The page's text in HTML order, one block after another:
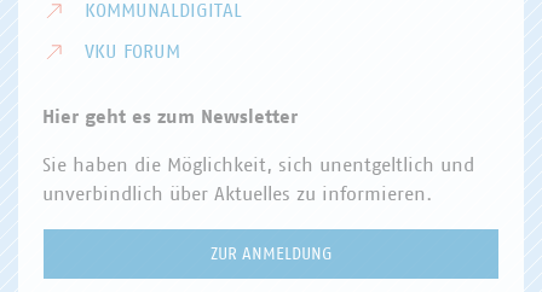
KOMMUNALDIGITAL
VKU FORUM
Hier geht es zum Newsletter
Sie haben die Möglichkeit, sich unentgeltlich und
unverbindlich über Aktuelles zu informieren.
ZUR ANMELDUNG